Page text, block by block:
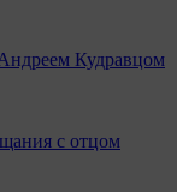
Кудравцом
с отцом